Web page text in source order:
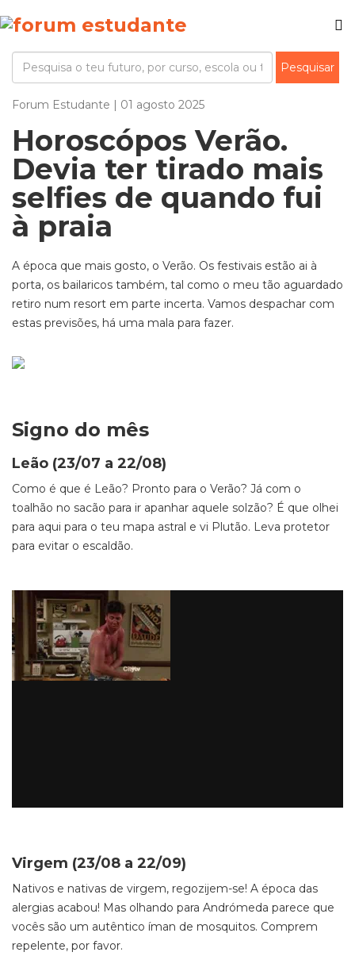
Forum Estudante | 01 agosto 2025
Horoscópos Verão.
Devia ter tirado mais
selfies de quando fui
à praia
A época que mais gosto, o Verão. Os festivais estão ai à
porta, os bailaricos também, tal como o meu tão aguardado
retiro num resort em parte incerta. Vamos despachar com
estas previsões, há uma mala para fazer.
Signo do mês
Leão (23/07 a 22/08)
Como é que é Leão? Pronto para o Verão? Já com o
toalhão no sacão para ir apanhar aquele solzão? É que olhei
para aqui para o teu mapa astral e vi Plutão. Leva protetor
para evitar o escaldão.
Virgem (23/08 a 22/09)
Nativos e nativas de virgem, regozijem-se! A época das
alergias acabou! Mas olhando para Andrómeda parece que
vocês são um autêntico íman de mosquitos. Comprem
repelente, por favor.